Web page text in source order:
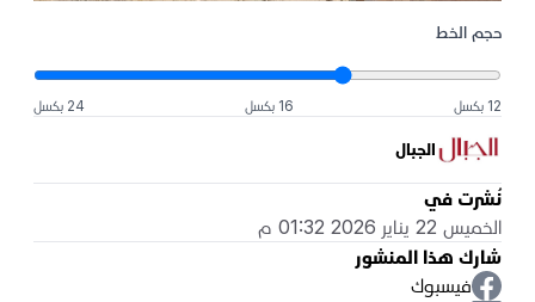
حجم الخط
12 بكسل 16 بكسل 24 بكسل
الجبال
نُشرت في
الخميس 22 يناير 2026 01:32 م
شارك هذا المنشور
فيسبوك